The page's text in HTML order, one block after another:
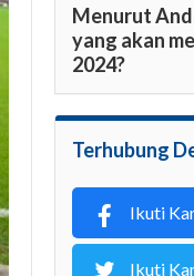
Menurut
yang akan
2024?
Terhubung
Ikuti
Ikuti